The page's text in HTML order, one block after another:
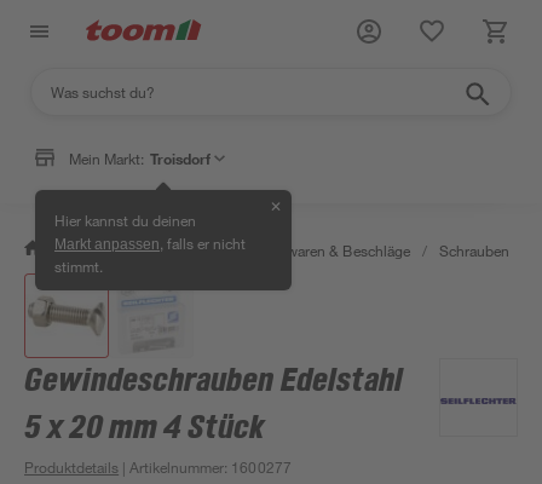
Mein Markt: Troisdorf
Hier kannst du deinen
Markt anpassen , falls er nicht
stimmt.
✕
/ Werkstatt & Maschinen / Eisenwaren & Beschläge / Schrauben
Gewindeschrauben Edelstahl
5 x 20 mm 4 Stück
Produktdetails | Artikelnummer: 1600277